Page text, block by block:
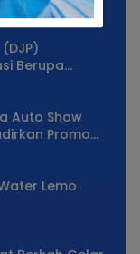
Berupa
Auto Show
Promo
Lemo